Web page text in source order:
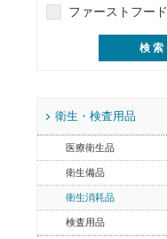
ファーストフード
衛生・検査用品
医療衛生品
衛生備品
衛生消耗品
検査用品